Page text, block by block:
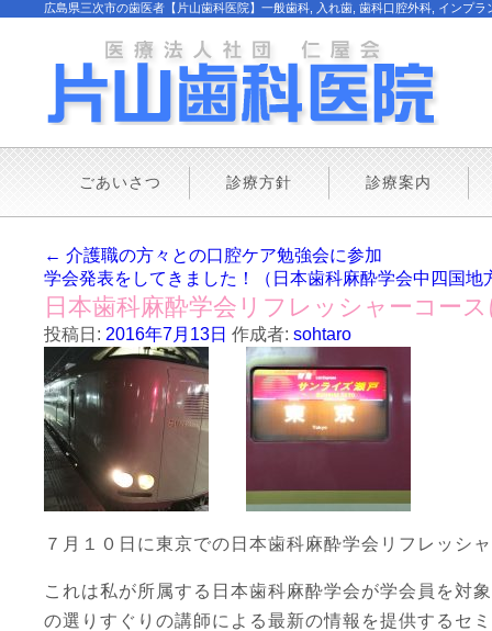
広島県三次市の歯医者【片山歯科医院】一般歯科, 入れ歯, 歯科口腔外科, インプ
ごあいさつ 診療方針 診療案内
← 介護職の方々との口腔ケア勉強会に参加
学会発表をしてきました！（日本歯科麻酔学会中四国地
日本歯科麻酔学会リフレッシャーコー
投稿日: 2016年7月13日 作成者: sohtaro
７月１０日に東京での日本歯科麻酔学会リフレッシ
これは私が所属する日本歯科麻酔学会が学会員を対
の選りすぐりの講師による最新の情報を提供するセ